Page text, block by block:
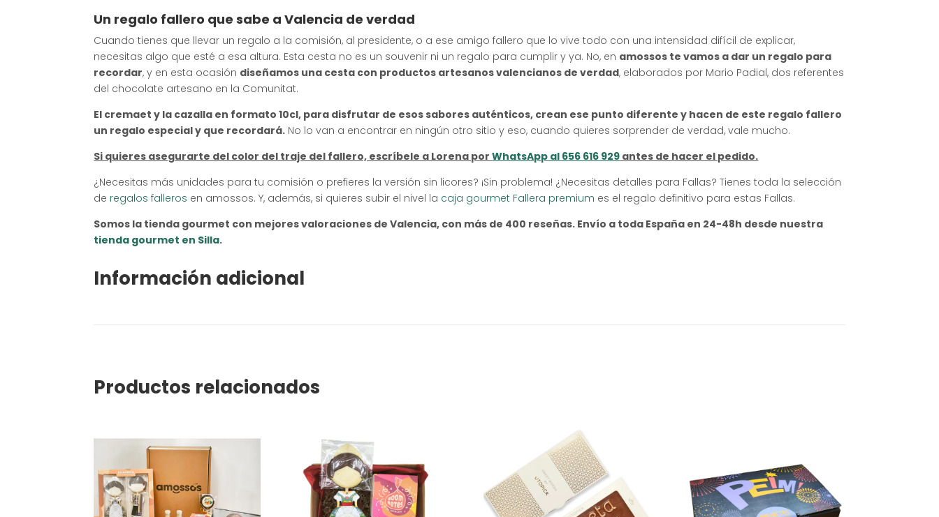
Un regalo fallero que sabe a Valencia de verdad
Cuando tienes que llevar un regalo a la comisión, al presidente, o a ese amigo fallero que lo vive todo con una intensidad difícil de explicar,
necesitas algo que esté a esa altura. Esta cesta no es un souvenir ni un regalo para cumplir y ya. No, en amossos te vamos a dar un regalo para
recordar, y en esta ocasión diseñamos una cesta con productos artesanos valencianos de verdad, elaborados por Mario Padial, dos referentes
del chocolate artesano en la Comunitat.
El cremaet y la cazalla en formato 10cl, para disfrutar de esos sabores auténticos, crean ese punto diferente y hacen de este regalo fallero
un regalo especial y que recordará. No lo van a encontrar en ningún otro sitio y eso, cuando quieres sorprender de verdad, vale mucho.
Si quieres asegurarte del color del traje del fallero, escríbele a Lorena porWhatsApp al 656 616 929 antes de hacer el pedido.
¿Necesitas más unidades para tu comisión o prefieres la versión sin licores? ¡Sin problema! ¿Necesitas detalles para Fallas? Tienes toda la selección
de regalos falleros en amossos. Y, además, si quieres subir el nivel la caja gourmet Fallera premium es el regalo definitivo para estas Fallas.
Somos la tienda gourmet con mejores valoraciones de Valencia, con más de 400 reseñas. Envío a toda España en 24-48h desde nuestra
tienda gourmet en Silla.
Información adicional
Productos relacionados